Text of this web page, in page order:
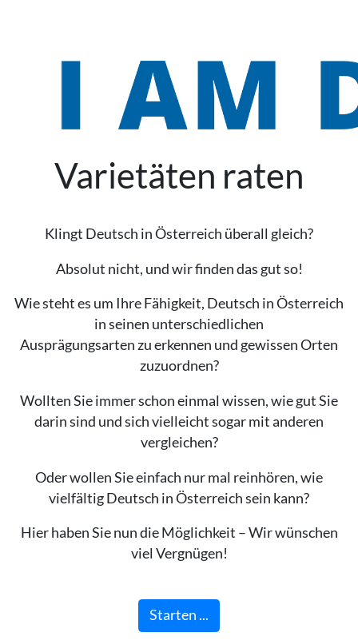
Varietäten raten
Klingt Deutsch in Österreich überall gleich?
Absolut nicht, und wir finden das gut so!
Wie steht es um Ihre Fähigkeit, Deutsch in Österreich
in seinen unterschiedlichen
Ausprägungsarten zu erkennen und gewissen Orten
zuzuordnen?
Wollten Sie immer schon einmal wissen, wie gut Sie
darin sind und sich vielleicht sogar mit anderen
vergleichen?
Oder wollen Sie einfach nur mal reinhören, wie
vielfältig Deutsch in Österreich sein kann?
Hier haben Sie nun die Möglichkeit – Wir wünschen
viel Vergnügen!
Starten ...